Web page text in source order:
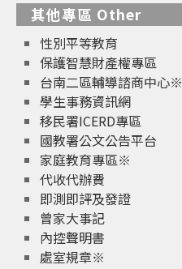
其他專區 Other
性別平等教育
保護智慧財產權專區
台南二區輔導諮商中心※
學生事務資訊網
移民署ICERD專區
國教署公文公告平台
家庭教育專區※
代收代辦費
即測即評及發證
曾家大事記
內控聲明書
處室規章※